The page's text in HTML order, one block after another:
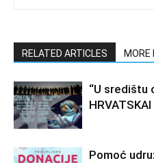
RELATED ARTICLES MORE
“U središtu
Pomoć